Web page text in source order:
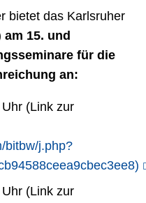
bietet das Karlsruher
am 15. und
für die
an:
(Link zur
bitbw/j.php?
(Link zur